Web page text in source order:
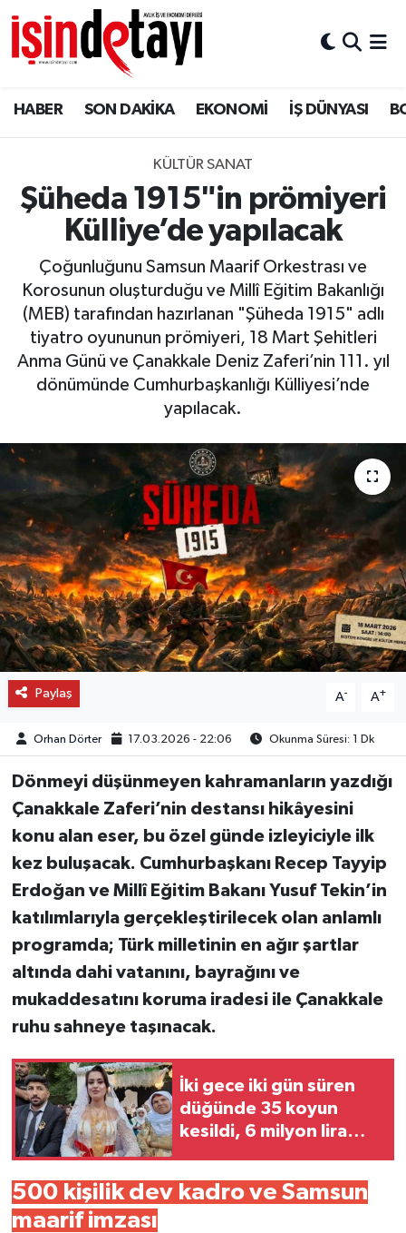
HABER SON DAKİKA EKONOMİ İŞ DÜNYASI
KÜLTÜR SANAT
Şüheda 1915"in prömiyeri
Külliye’de yapılacak
Çoğunluğunu Samsun Maarif Orkestrası ve
Korosunun oluşturduğu ve Millî Eğitim Bakanlığı
(MEB) tarafından hazırlanan "Şüheda 1915" adlı
tiyatro oyununun prömiyeri, 18 Mart Şehitleri
Anma Günü ve Çanakkale Deniz Zaferi’nin 111. yıl
dönümünde Cumhurbaşkanlığı Külliyesi’nde
yapılacak.
Paylaş A- A+
Orhan Dörter 17.03.2026 - 22:06 Okunma Süresi: 1 Dk
Dönmeyi düşünmeyen kahramanların yazdığı
Çanakkale Zaferi’nin destansı hikâyesini
konu alan eser, bu özel günde izleyiciyle ilk
kez buluşacak. Cumhurbaşkanı Recep Tayyip
Erdoğan ve Millî Eğitim Bakanı Yusuf Tekin’in
katılımlarıyla gerçekleştirilecek olan anlamlı
programda; Türk milletinin en ağır şartlar
altında dahi vatanını, bayrağını ve
mukaddesatını koruma iradesi ile Çanakkale
ruhu sahneye taşınacak.
İki gece iki gün süren
düğünde 35 koyun
kesildi, 6 milyon lira
500 kişilik dev kadro ve Samsun
maarif imzası
DÜNYA
Eğitim
ENERJİ HABERİ
HABER
LOJİSTİK
MAGAZİN
SAĞLIK
SON DAKİKA
SPOR
FİNANS
Nöbetçi Eczaneler
Hava Durumu
İstanbul Namaz Vakitleri
Trafik Durumu
Tüm Manşetler
Son Dakika Haberleri
Haber Arşivi